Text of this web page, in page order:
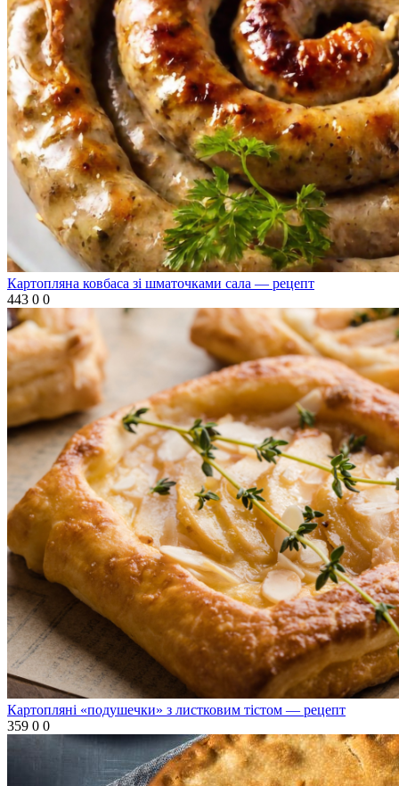
Картопляна ковбаса зі шматочками сала — рецепт
443 0 0
Картопляні «подушечки» з листковим тістом — рецепт
359 0 0